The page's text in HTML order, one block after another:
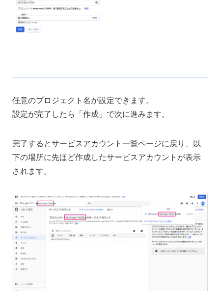
任意のプロジェクト名が設定できます。
設定が完了したら「作成」で次に進みます。
完了するとサービスアカウント一覧ページに戻り、以
下の場所に先ほど作成したサービスアカウントが表示
されます。